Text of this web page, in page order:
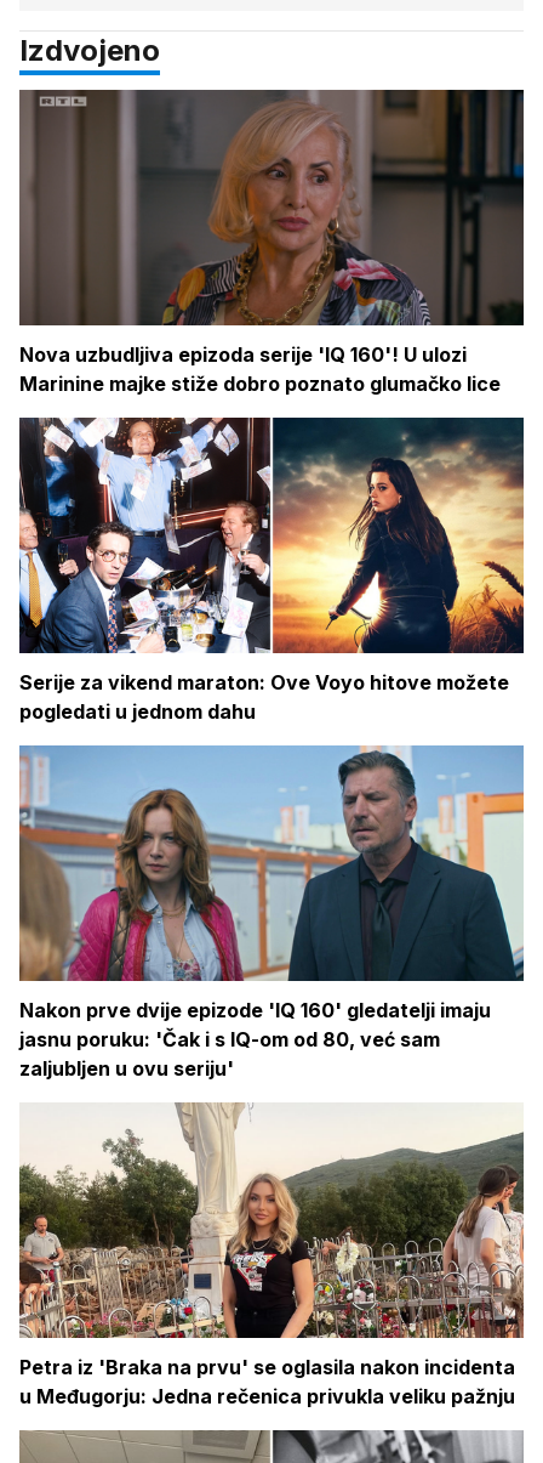
Izdvojeno
Nova uzbudljiva epizoda serije 'IQ 160'! U ulozi
Marinine majke stiže dobro poznato glumačko lice
Serije za vikend maraton: Ove Voyo hitove možete
pogledati u jednom dahu
Nakon prve dvije epizode 'IQ 160' gledatelji imaju
jasnu poruku: 'Čak i s IQ-om od 80, već sam
zaljubljen u ovu seriju'
Petra iz 'Braka na prvu' se oglasila nakon incidenta
u Međugorju: Jedna rečenica privukla veliku pažnju